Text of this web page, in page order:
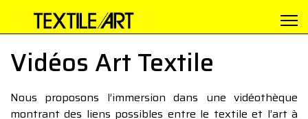
Vidéos Art Textile
Nous proposons l’immersion dans une vidéothèque
montrant des liens possibles entre le textile et l’art à